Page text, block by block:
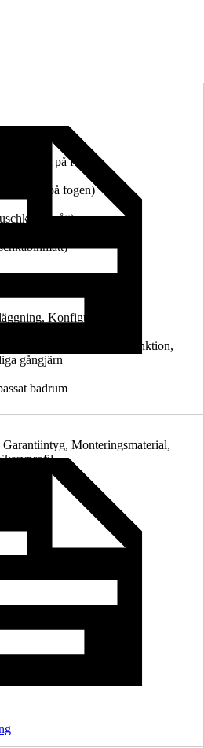
mitt på fogen)
mitt på fogen)
Konfigurerbar
möjlig, Lyft-sänk-funktion,
gångjärn
badrum
Monteringsmaterial,